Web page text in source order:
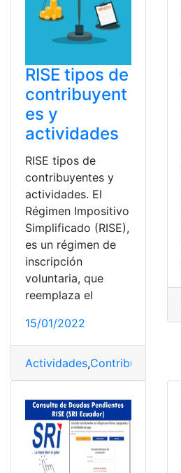
RISE tipos de
contribuyent
es y
actividades
RISE tipos de
contribuyentes y
actividades. El
Régimen Impositivo
Simplificado (RISE),
es un régimen de
inscripción
voluntaria, que
reemplaza el
15/01/2022
Actividades,Contribuyente